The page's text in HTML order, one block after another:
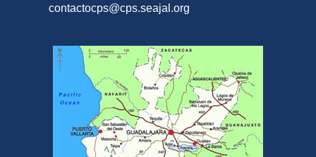
contactocps@cps.seajal.org